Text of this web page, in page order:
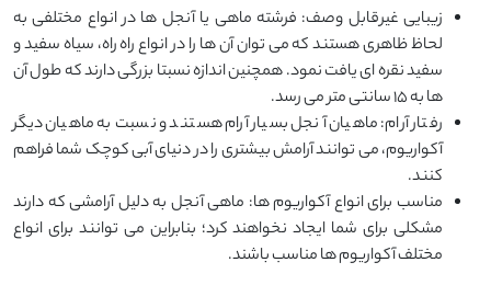
زیبایی غیرقابل وصف: فرشته ماهی یا آنجل ها در انواع مختلفی به
لحاظ ظاهری هستند که می توان آن ها را در انواع راه راه، سیاه سفید و
سفید نقره ای یافت نمود. همچنین اندازه نسبتا بزرگی دارند که طول آن
ها به 15 سانتی متر می رسد.
رفتار آرام: ماهیان آنجل بسیار آرام هستند و نسبت به ماهیان دیگر
آکواریوم، می توانند آرامش بیشتری را در دنیای آبی کوچک شما فراهم
کنند.
مناسب برای انواع آکواریوم ها: ماهی آنجل به دلیل آرامشی که دارند
مشکلی برای شما ایجاد نخواهند کرد؛ بنابراین می توانند برای انواع
مختلف آکواریوم ها مناسب باشند.